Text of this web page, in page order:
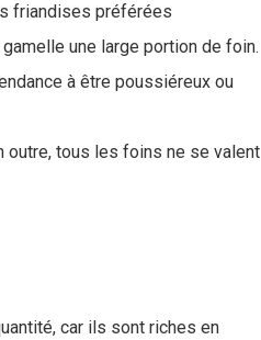
friandises préférées
une large portion de foin.
à être poussiéreux ou
tous les foins ne se valent
car ils sont riches en